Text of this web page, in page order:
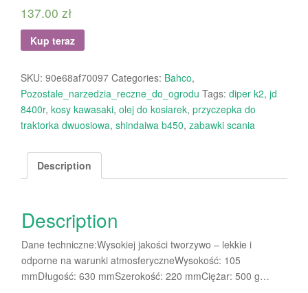
137.00 zł
Kup teraz
SKU: 90e68af70097 Categories: Bahco,
Pozostale_narzedzia_reczne_do_ogrodu Tags: diper k2, jd
8400r, kosy kawasaki, olej do kosiarek, przyczepka do
traktorka dwuosiowa, shindaiwa b450, zabawki scania
Description
Description
Dane techniczne:Wysokiej jakości tworzywo – lekkie i
odporne na warunki atmosferyczneWysokość: 105
mmDługość: 630 mmSzerokość: 220 mmCiężar: 500 g…